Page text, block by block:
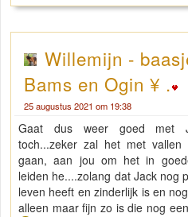
Willemijn -
Bams en Ogin ¥ .
25 augustus 2021 om 19:38
Gaat dus weer goed met
toch...zeker zal het met vallen
gaan, aan jou om het in
leiden he....zolang dat Jack nog
leven heeft en zinderlijk is en
alleen maar fijn zo is die nog